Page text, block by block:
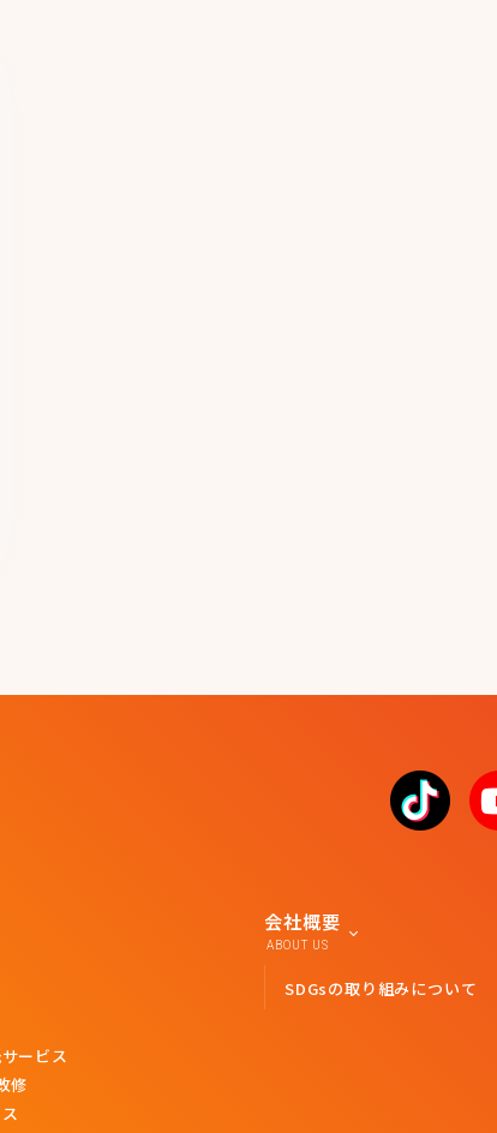
ービス
修
会社概要
ABOUT US
SDGsの取り組みについて